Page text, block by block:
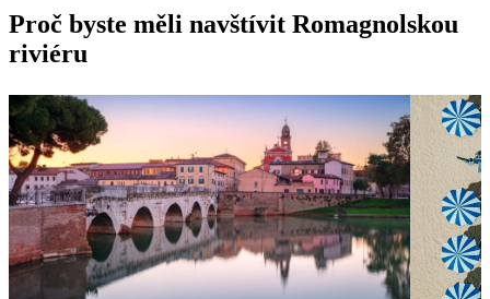
Proč byste měli navštívit Romagnolskou
riviéru